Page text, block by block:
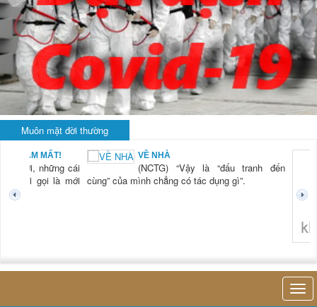
Muôn mặt đời thường
NAM MẤT!
“Xời, những cái
mới gọi là mới
VỀ NHÀ
(NCTG) “Vậy là “đấu tranh đến
cùng” của mình chẳng có tác dụng gì”.